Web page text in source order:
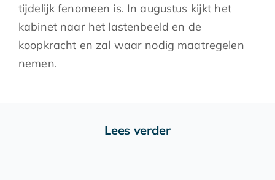
tijdelijk fenomeen is. In augustus kijkt het
kabinet naar het lastenbeeld en de
koopkracht en zal waar nodig maatregelen
nemen.
Lees verder